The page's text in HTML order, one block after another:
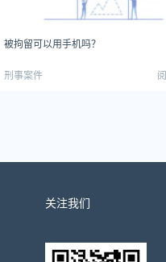
被拘留可以用手机吗？
刑事案件
关注我们